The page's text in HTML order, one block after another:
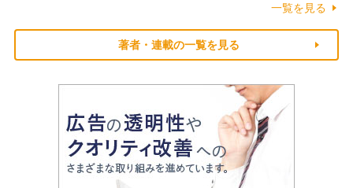
一覧を見る
著者・連載の一覧を見る